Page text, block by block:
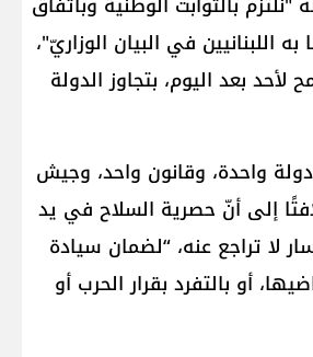
اللبنانيين في البيان الوزاريّ"،
بعد اليوم، بتجاوز الدولة
واحدة، وقانون واحد، وجيش
إلى أنّ حصرية السلاح في يد
لا تراجع عنه، “لضمان سيادة
أو بالتفرد بقرار الحرب أو